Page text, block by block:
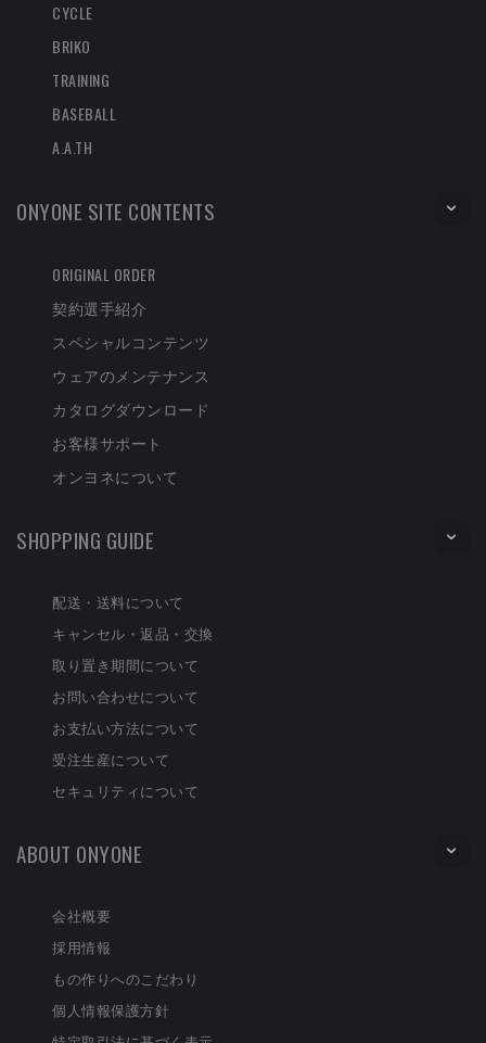
CYCLE
BRIKO
TRAINING
BASEBALL
A.A.TH
ONYONE SITE CONTENTS
ORIGINAL ORDER
契約選手紹介
スペシャルコンテンツ
ウェアのメンテナンス
カタログダウンロード
お客様サポート
オンヨネについて
SHOPPING GUIDE
配送・送料について
キャンセル・返品・交換
取り置き期間について
お問い合わせについて
お支払い方法について
受注生産について
セキュリティについて
ABOUT ONYONE
会社概要
採用情報
もの作りへのこだわり
個人情報保護方針